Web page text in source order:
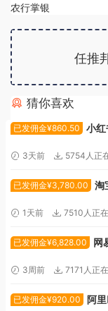
农行掌银
任推
猜你喜欢
已发佣金¥860.50 小
3天前 5754人正
已发佣金¥3,780.00 淘
1天前 7510人正
已发佣金¥6,828.00 网
3周前 7171人正
已发佣金¥920.00 阿